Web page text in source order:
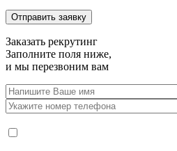
Заказать рекрутинг
Заполните поля ниже,
и мы перезвоним вам